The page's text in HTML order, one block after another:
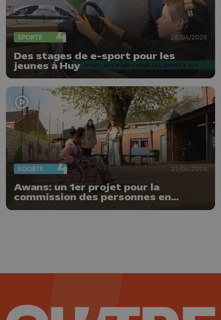
SPORTS 28/04/2026
Des stages de e-sport pour les
jeunes à Huy
SOCIÉTÉ 21/04/2026
Awans: un 1er projet pour la
commission des personnes en